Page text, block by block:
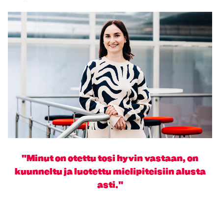
"Minut on otettu tosi hyvin vastaan, on
kuunneltu ja luotettu mielipiteisiin alusta
asti."